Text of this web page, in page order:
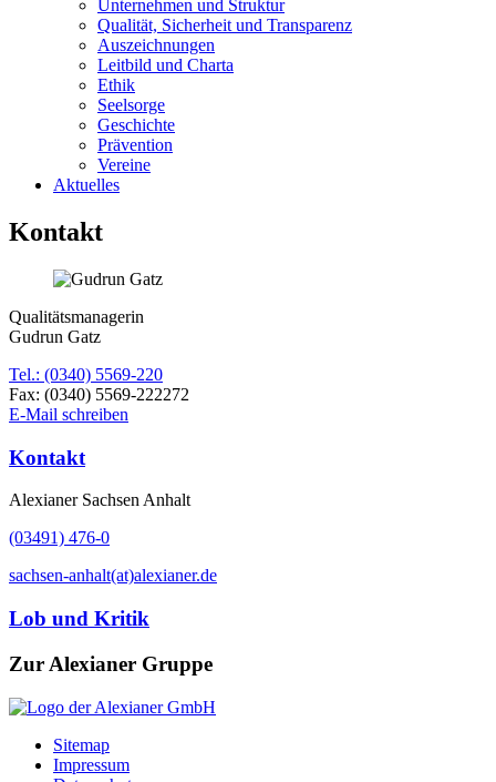
Unternehmen und Struktur
Qualität, Sicherheit und Transparenz
Auszeichnungen
Leitbild und Charta
Ethik
Seelsorge
Geschichte
Prävention
Vereine
Aktuelles
Kontakt
Qualitätsmanagerin
Gudrun Gatz
Tel.: (0340) 5569-220
Fax: (0340) 5569-222272
E-Mail schreiben
Kontakt
Alexianer Sachsen Anhalt
(03491) 476-0
sachsen-anhalt(at)alexianer.de
Lob und Kritik
Zur Alexianer Gruppe
Sitemap
Impressum